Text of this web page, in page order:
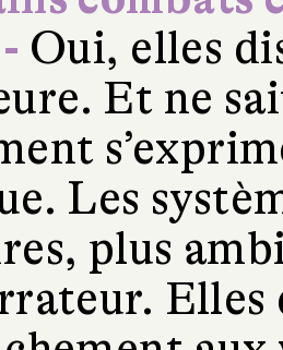
Oui, elles
Et ne
Les
plus